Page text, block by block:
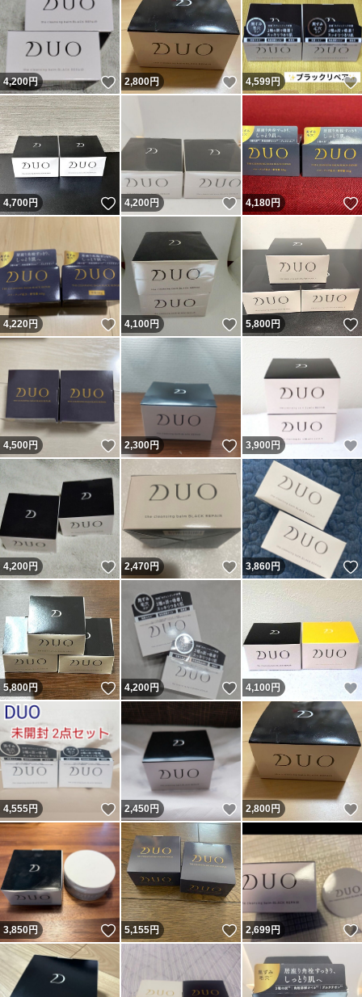
4,200円 いいね！
2,800円 いいね！
4,599円
4,700円 いいね！
4,200円 いいね！
4,180円
4,220円 いいね！
4,100円 いいね！
5,800円
4,500円 いいね！
2,300円 いいね！
3,900 円
4,200円 いいね！
2,470円 いいね！
3,860円
5,800円 いいね！
4,200円 いいね！
4,100 円
4,555円 いいね！
2,450円 いいね！
2,800円
3,850円 いいね！
5,155円 いいね！
2,699円